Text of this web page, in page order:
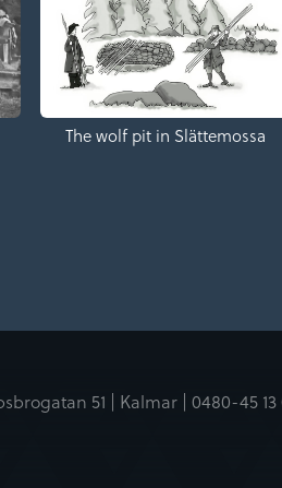
The wolf pit in Slättemossa
51 | Kalmar | 0480-45 13